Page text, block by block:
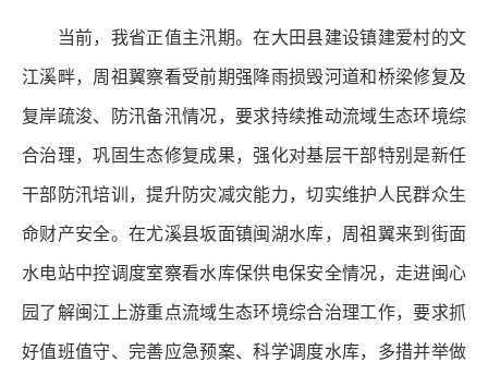
当前，我省正值主汛期。在大田县建设镇建爱村的文
江溪畔，周祖翼察看受前期强降雨损毁河道和桥梁修复及
复岸疏浚、防汛备汛情况，要求持续推动流域生态环境综
合治理，巩固生态修复成果，强化对基层干部特别是新任
干部防汛培训，提升防灾减灾能力，切实维护人民群众生
命财产安全。在尤溪县坂面镇闽湖水库，周祖翼来到街面
水电站中控调度室察看水库保供电保安全情况，走进闽心
园了解闽江上游重点流域生态环境综合治理工作，要求抓
好值班值守、完善应急预案、科学调度水库，多措并举做